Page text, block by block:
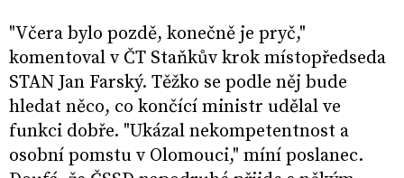
"Včera bylo pozdě, konečně je pryč,"
komentoval v ČT Staňkův krok místopředseda
STAN Jan Farský. Těžko se podle něj bude
hledat něco, co končící ministr udělal ve
funkci dobře. "Ukázal nekompetentnost a
osobní pomstu v Olomouci," míní poslanec.